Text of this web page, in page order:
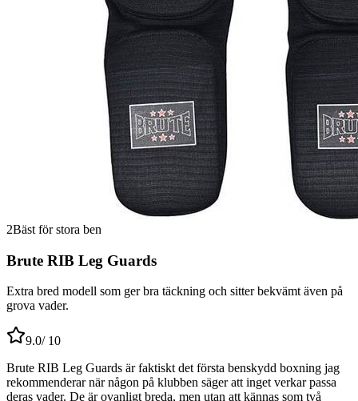
2Bäst för stora ben
Brute RIB Leg Guards
Extra bred modell som ger bra täckning och sitter bekvämt även på
grova vader.
9.0/ 10
Brute RIB Leg Guards är faktiskt det första benskydd boxning jag
rekommenderar när någon på klubben säger att inget verkar passa
deras vader. De är ovanligt breda, men utan att kännas som två